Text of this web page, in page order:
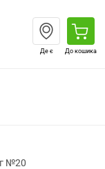
Де є До кошика
№20